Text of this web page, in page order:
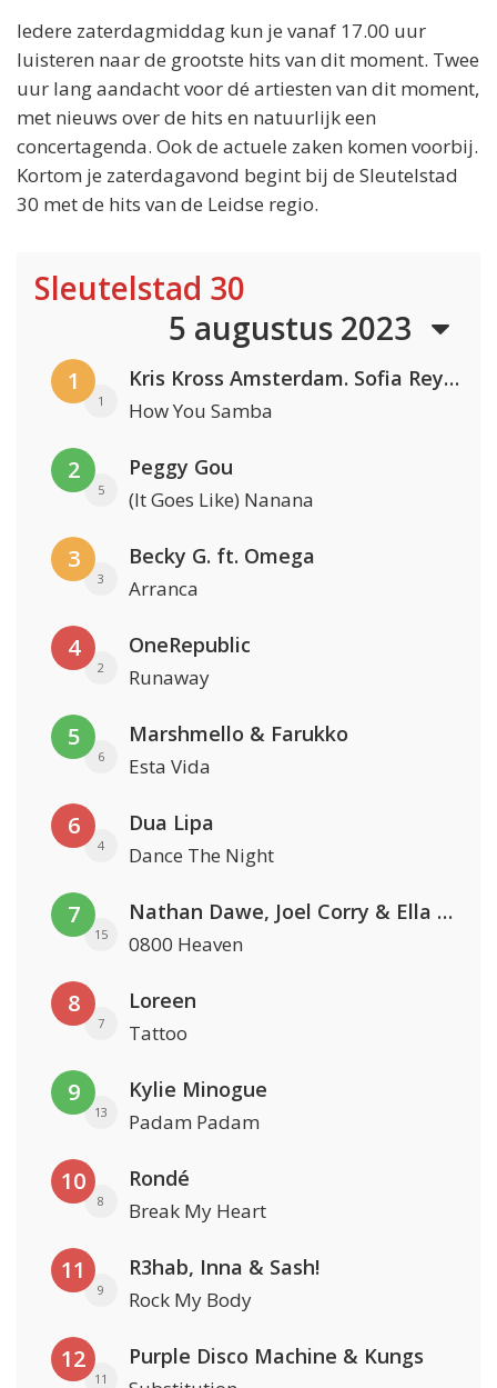
Iedere zaterdagmiddag kun je vanaf 17.00 uur
luisteren naar de grootste hits van dit moment. Twee
uur lang aandacht voor dé artiesten van dit moment,
met nieuws over de hits en natuurlijk een
concertagenda. Ook de actuele zaken komen voorbij.
Kortom je zaterdagavond begint bij de Sleutelstad
30 met de hits van de Leidse regio.
Sleutelstad 30
5 augustus 2023
1
1
Kris Kross Amsterdam. Sofia Reyes & Tinie Tempah
How You Samba
2
5
Peggy Gou
(It Goes Like) Nanana
3
3
Becky G. ft. Omega
Arranca
4
2
OneRepublic
Runaway
5
6
Marshmello & Farukko
Esta Vida
6
4
Dua Lipa
Dance The Night
7
15
Nathan Dawe, Joel Corry & Ella Henderson
0800 Heaven
8
7
Loreen
Tattoo
9
13
Kylie Minogue
Padam Padam
10
8
Rondé
Break My Heart
11
9
R3hab, Inna & Sash!
Rock My Body
12
11
Purple Disco Machine & Kungs